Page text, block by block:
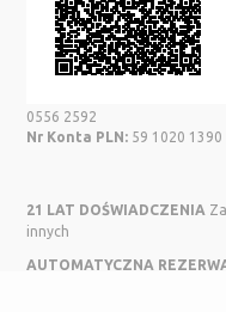
0556 2592
Nr Konta PLN: 59 1020
21 LAT DOŚWIADCZENIA
innych
AUTOMATYCZNA